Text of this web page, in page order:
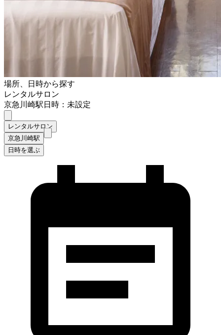
場所、日時から探す
レンタルサロン
京急川崎駅日時：未設定
レンタルサロン
京急川崎駅
日時を選ぶ